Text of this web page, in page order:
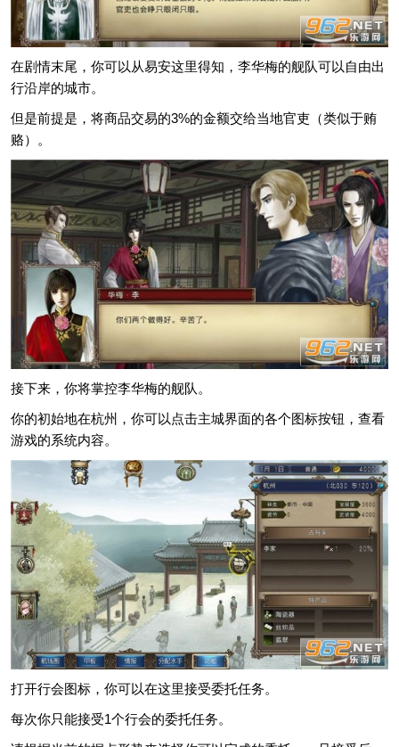
在剧情末尾，你可以从易安这里得知，李华梅的舰队可以自由出
行沿岸的城市。
但是前提是，将商品交易的3%的金额交给当地官吏（类似于贿
赂）。
接下来，你将掌控李华梅的舰队。
你的初始地在杭州，你可以点击主城界面的各个图标按钮，查看
游戏的系统内容。
打开行会图标，你可以在这里接受委托任务。
每次你只能接受1个行会的委托任务。